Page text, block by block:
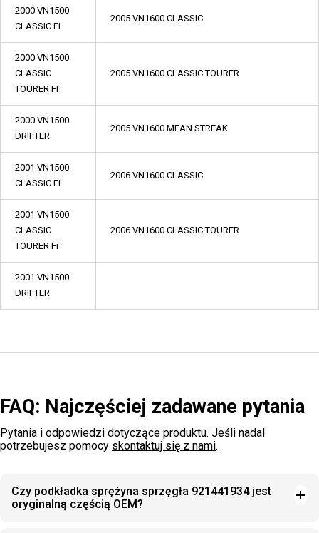
2000 VN1500
CLASSIC Fi
2005 VN1600 CLASSIC
2000 VN1500
CLASSIC
TOURER FI
2005 VN1600 CLASSIC TOURER
2000 VN1500
DRIFTER
2005 VN1600 MEAN STREAK
2001 VN1500
CLASSIC Fi
2006 VN1600 CLASSIC
2001 VN1500
CLASSIC
TOURER Fi
2006 VN1600 CLASSIC TOURER
2001 VN1500
DRIFTER
FAQ: Najczęściej zadawane pytania
Pytania i odpowiedzi dotyczące produktu. Jeśli nadal
potrzebujesz pomocy skontaktuj się z nami.
Czy podkładka sprężyna sprzęgła 921441934 jest
oryginalną częścią OEM?